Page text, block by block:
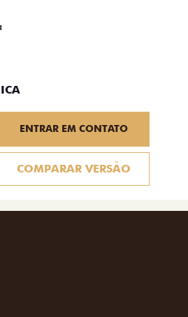
ENTRAR EM CONTATO
COMPARAR VERSÃO